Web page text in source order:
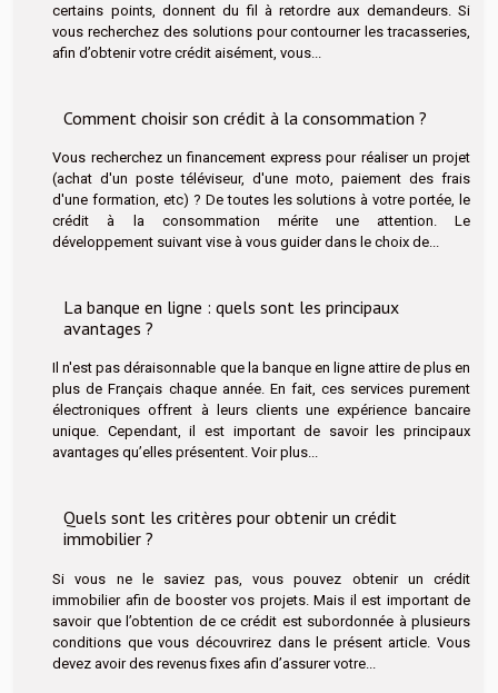
certains points, donnent du fil à retordre aux demandeurs. Si
vous recherchez des solutions pour contourner les tracasseries,
afin d’obtenir votre crédit aisément, vous...
Comment choisir son crédit à la consommation ?
Vous recherchez un financement express pour réaliser un projet
(achat d'un poste téléviseur, d'une moto, paiement des frais
d'une formation, etc) ? De toutes les solutions à votre portée, le
crédit à la consommation mérite une attention. Le
développement suivant vise à vous guider dans le choix de...
La banque en ligne : quels sont les principaux
avantages ?
Il n'est pas déraisonnable que la banque en ligne attire de plus en
plus de Français chaque année. En fait, ces services purement
électroniques offrent à leurs clients une expérience bancaire
unique. Cependant, il est important de savoir les principaux
avantages qu’elles présentent. Voir plus...
Quels sont les critères pour obtenir un crédit
immobilier ?
Si vous ne le saviez pas, vous pouvez obtenir un crédit
immobilier afin de booster vos projets. Mais il est important de
savoir que l’obtention de ce crédit est subordonnée à plusieurs
conditions que vous découvrirez dans le présent article. Vous
devez avoir des revenus fixes afin d’assurer votre...